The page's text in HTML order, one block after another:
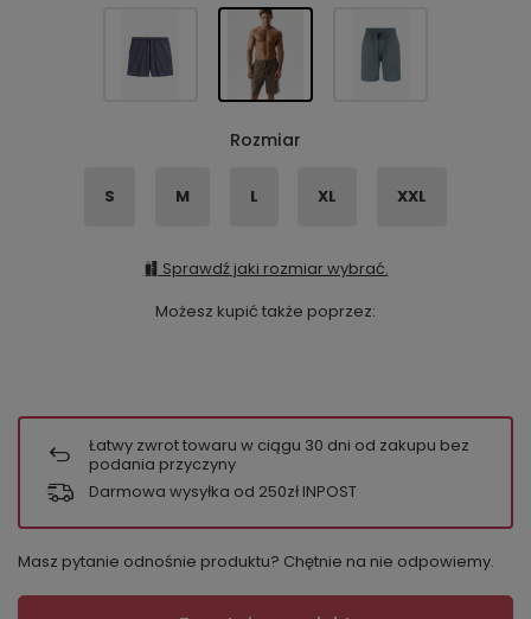
Rozmiar
S M L XL XXL
Sprawdź jaki rozmiar wybrać.
Możesz kupić także poprzez:
Łatwy zwrot towaru w ciągu 30 dni od zakupu bez
podania przyczyny
Darmowa wysyłka od 250zł INPOST
Masz pytanie odnośnie produktu? Chętnie na nie odpowiemy.